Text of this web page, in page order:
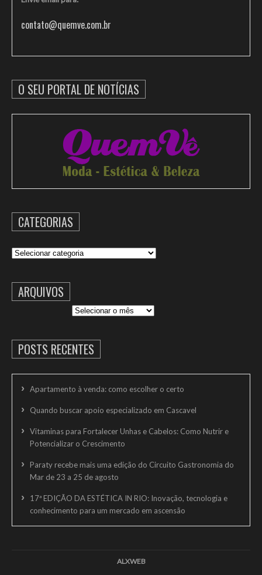
contato@quemve.com.br
O SEU PORTAL DE NOTÍCIAS
CATEGORIAS
Categorias
ARQUIVOS
POSTS RECENTES
Apartamento à venda: como escolher o certo
Quando buscar apoio especializado em Cascavel
Vitaminas para Fortalecer Unhas e Cabelos: Como Nutrir e
Potencializar o Crescimento
Paraty recebe mais uma edição do Circuito Gastronomia do
Mar de 23 a 25 de agosto
17ª EDIÇÃO DA ESTÉTICA IN RIO: Inovação, tecnologia e
conhecimento para um mercado em ascensão
ALXWEB